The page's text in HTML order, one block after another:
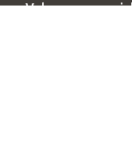
Volg ons op